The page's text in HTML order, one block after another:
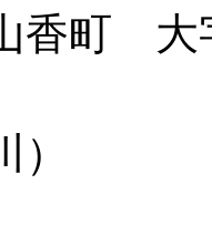
香町 大